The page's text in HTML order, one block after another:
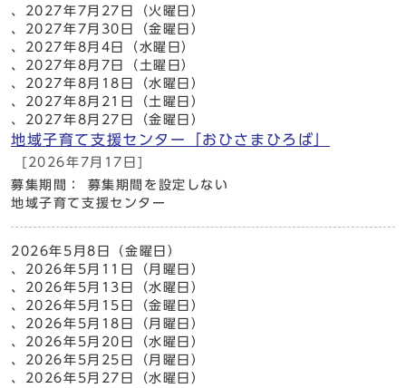
、2027年7月27日（火曜日）
、2027年7月30日（金曜日）
、2027年8月4日（水曜日）
、2027年8月7日（土曜日）
、2027年8月18日（水曜日）
、2027年8月21日（土曜日）
、2027年8月27日（金曜日）
地域子育て支援センター「おひさまひろば」
[2026年7月17日]
募集期間： 募集期間を設定しない
地域子育て支援センター
2026年5月8日（金曜日）
、2026年5月11日（月曜日）
、2026年5月13日（水曜日）
、2026年5月15日（金曜日）
、2026年5月18日（月曜日）
、2026年5月20日（水曜日）
、2026年5月25日（月曜日）
、2026年5月27日（水曜日）